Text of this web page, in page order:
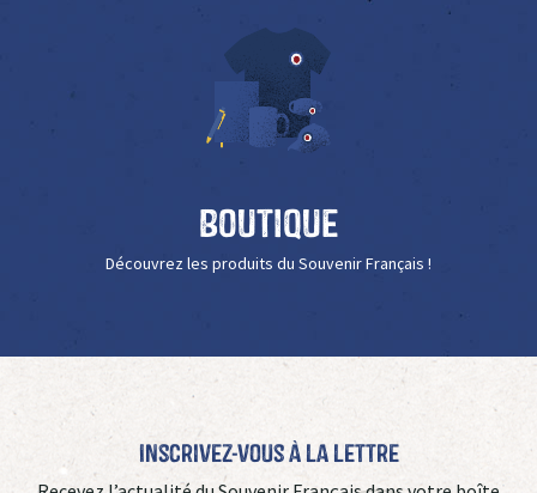
Boutique
Découvrez les produits du Souvenir Français !
Inscrivez-vous à La Lettre